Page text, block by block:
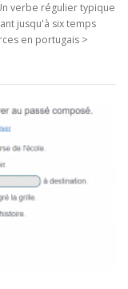
verbe régulier typique
jusqu'à six temps
en portugais >